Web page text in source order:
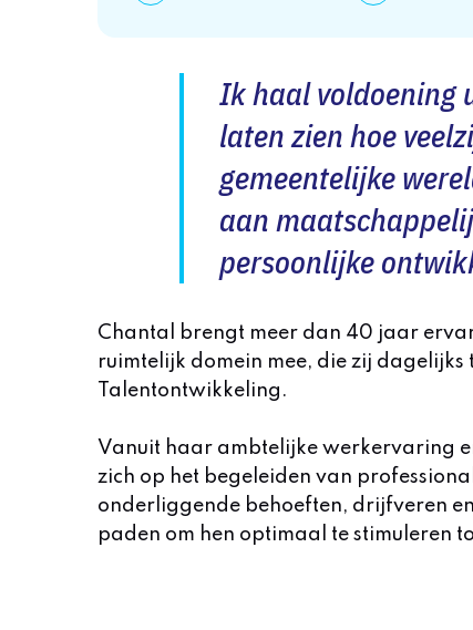
Ik haal voldoening
laten zien hoe
gemeentelijke
aan
persoonlijke
Chantal brengt meer dan 40 jaar
ruimtelijk domein mee, die zij
Talentontwikkeling.
Vanuit haar ambtelijke werkervaring
zich op het begeleiden van
onderliggende behoeften, drijfveren
paden om hen optimaal te stimuleren